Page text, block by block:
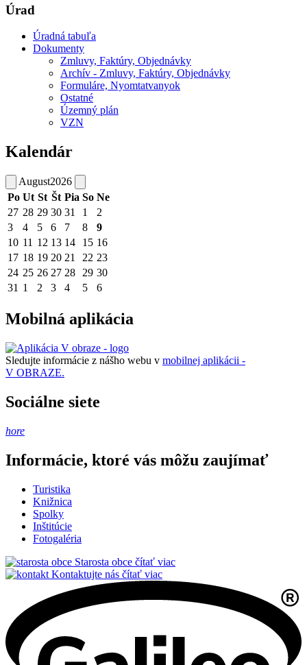
Úrad
Úradná tabuľa
Dokumenty
Zmluvy, Faktúry, Objednávky
Archív - Zmluvy, Faktúry, Objednávky
Formuláre, Nyomtatvanyok
Ostatné
Územný plán
VZN
Kalendár
August2026
Po Ut St Št Pia So Ne
27 28 29 30 31 1
2
3
4 5 6 7 8
9
10 11 12 13 14 15 16
17 18 19 20 21 22 23
24 25 26 27 28 29 30
31 1 2 3 4 5 6
Mobilná aplikácia
Sledujte informácie z nášho webu v mobilnej aplikácii -
V OBRAZE.
Sociálne siete
hore
Informácie, ktoré vás môžu zaujímať
Turistika
Knižnica
Spolky
Inštitúcie
Fotogaléria
Starosta obce čítať viac
Kontaktujte nás čítať viac